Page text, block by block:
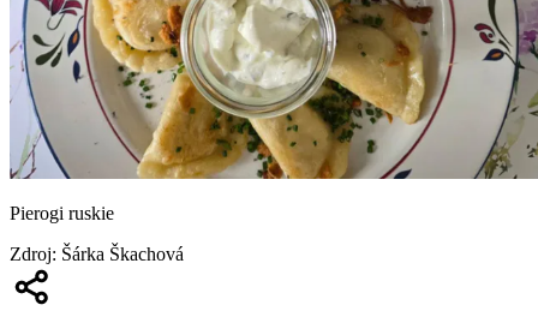
Pierogi ruskie
Zdroj: Šárka Škachová